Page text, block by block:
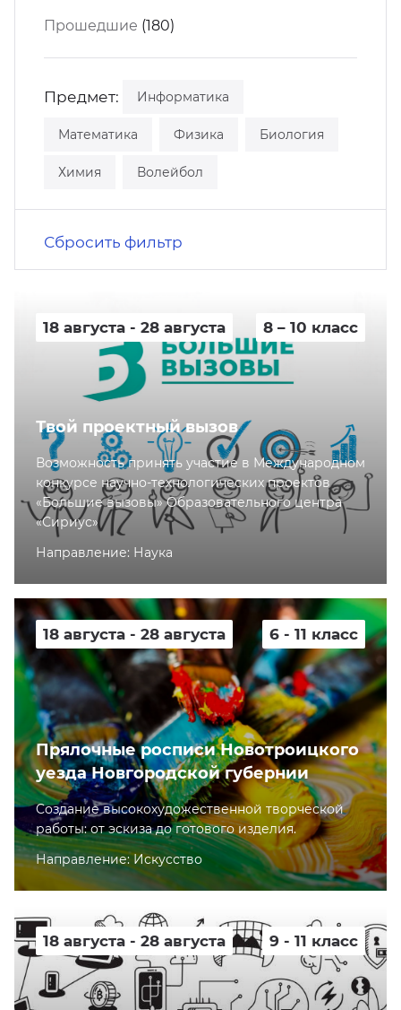
Прошедшие (180)
Предмет: Информатика
Математика Физика Биология
Химия Волейбол
Сбросить фильтр
18 августа - 28 августа 8 – 10 класс
Твой проектный вызов
Возможность принять участие в Международном
конкурсе научно-технологических проектов
«Большие вызовы» Образовательного центра
«Сириус»
Направление: Наука
18 августа - 28 августа 6 - 11 класс
Прялочные росписи Новотроицкого
уезда Новгородской губернии
Cоздание высокохудожественной творческой
работы: от эскиза до готового изделия.
Направление: Искусство
18 августа - 28 августа 9 - 11 класс